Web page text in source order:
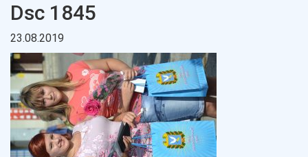
Dsc 1845
23.08.2019